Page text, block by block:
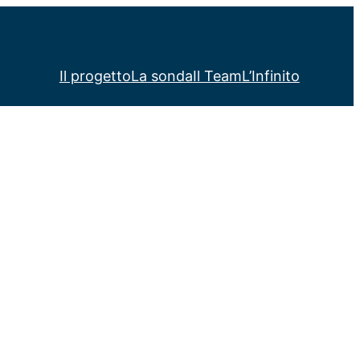
Il progettoLa sondaIl TeamL’Infinito